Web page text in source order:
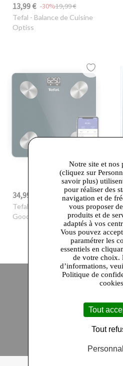
13,99 € 19,99 €
-30%
Tefal - Balance de Cuisine
Optiss
34,99 € 49,99 €
Tefal - Pèse-personne
Goodvibes Life +
Site officiel
Click and collect
Notre site et nos
(cliquez sur
savoir plus)
pour réaliser des
navigation et de
vous proposer
produits et de
adaptés à vos
Vous pouvez
paramétrer les
essentiels en
de votre choix.
d’informations,
Politique de
Tout
Tout